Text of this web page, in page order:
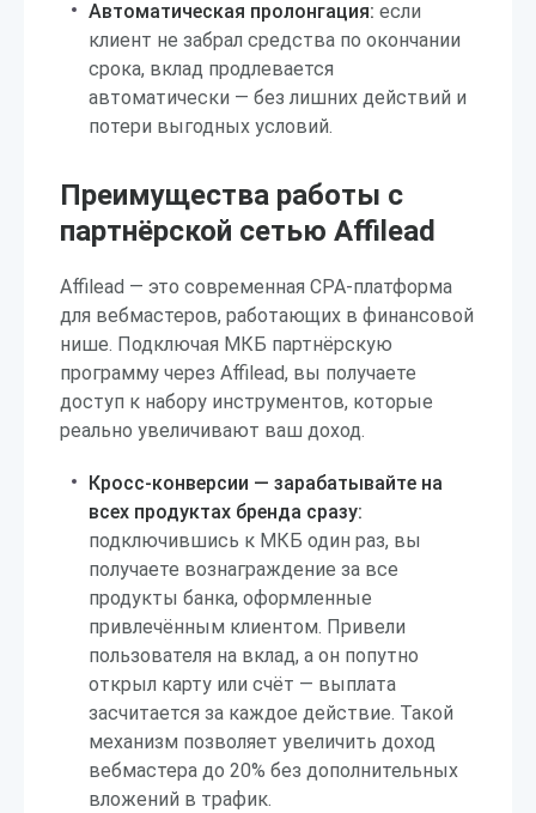
Автоматическая пролонгация: если
клиент не забрал средства по окончании
срока, вклад продлевается
автоматически — без лишних действий и
потери выгодных условий.
Преимущества работы с
партнёрской сетью Affilead
Affilead — это современная CPA-платформа
для вебмастеров, работающих в финансовой
нише. Подключая МКБ партнёрскую
программу через Affilead, вы получаете
доступ к набору инструментов, которые
реально увеличивают ваш доход.
Кросс-конверсии — зарабатывайте на
всех продуктах бренда сразу:
подключившись к МКБ один раз, вы
получаете вознаграждение за все
продукты банка, оформленные
привлечённым клиентом. Привели
пользователя на вклад, а он попутно
открыл карту или счёт — выплата
засчитается за каждое действие. Такой
механизм позволяет увеличить доход
вебмастера до 20% без дополнительных
вложений в трафик.